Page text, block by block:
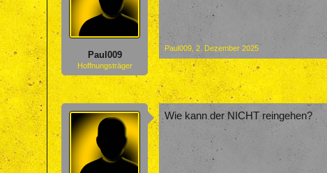
Paul009
Hoffnungsträger
Paul009 2. Dezember 2025
Wie kann der NICHT reingehen?